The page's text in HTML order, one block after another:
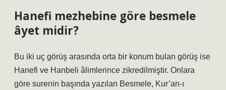
Hanefi mezhebine göre besmele
âyet midir?
Bu iki uç görüş arasında orta bir konum bulan görüş ise
Hanefi ve Hanbeli âlimlerince zikredilmiştir. Onlara
göre surenin başında yazılan Besmele, Kur’an-ı